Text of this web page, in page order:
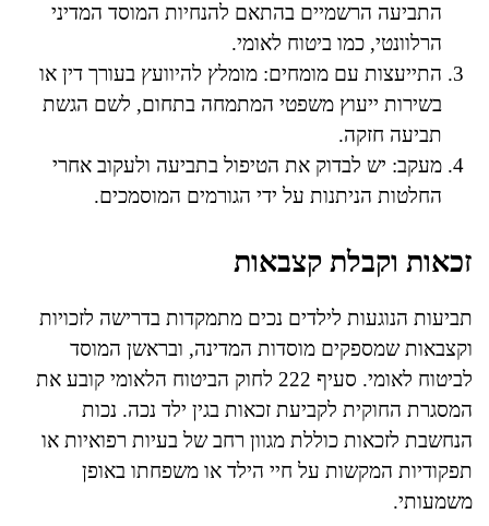
התביעה הרשמיים בהתאם להנחיות המוסד המדיני
הרלוונטי, כמו ביטוח לאומי.
התייעצות עם מומחים: מומלץ להיוועץ בעורך דין או
בשירות ייעוץ משפטי המתמחה בתחום, לשם הגשת
תביעה חזקה.
מעקב: יש לבדוק את הטיפול בתביעה ולעקוב אחרי
החלטות הניתנות על ידי הגורמים המוסמכים.
זכאות וקבלת קצבאות
תביעות הנוגעות לילדים נכים מתמקדות בדרישה לזכויות
וקצבאות שמספקים מוסדות המדינה, ובראשן המוסד
לביטוח לאומי. סעיף 222 לחוק הביטוח הלאומי קובע את
המסגרת החוקית לקביעת זכאות בגין ילד נכה. נכות
הנחשבת לזכאות כוללת מגוון רחב של בעיות רפואיות או
תפקודיות המקשות על חיי הילד או משפחתו באופן
משמעותי.